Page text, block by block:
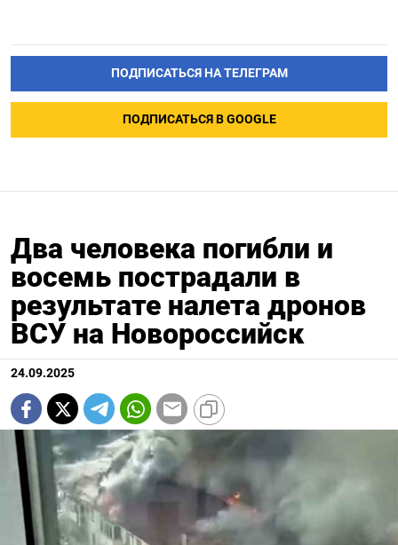
ПОДПИСАТЬСЯ НА ТЕЛЕГРАМ
ПОДПИСАТЬСЯ В GOOGLE
Два человека погибли и
восемь пострадали в
результате налета дронов
ВСУ на Новороссийск
24.09.2025